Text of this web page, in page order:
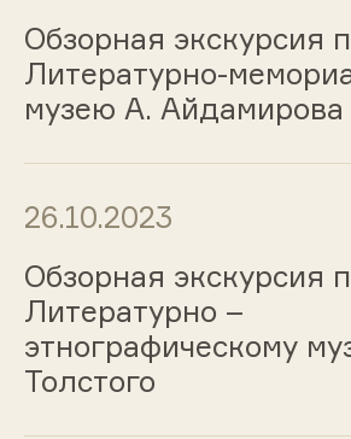
Обзорная экскурсия
Литературно-
музею А. Айдамирова
26.10.2023
Обзорная экскурсия
Литературно –
этнографическому
Толстого